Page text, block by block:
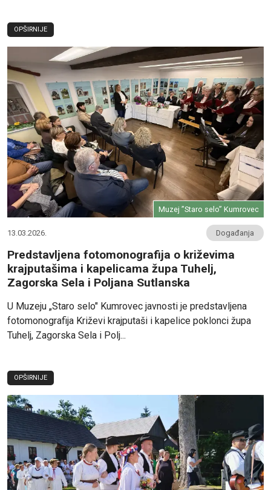
OPŠIRNIJE
Muzej ”Staro selo” Kumrovec
13.03.2026. Događanja
Predstavljena fotomonografija o križevima
krajputašima i kapelicama župa Tuhelj,
Zagorska Sela i Poljana Sutlanska
U Muzeju „Staro selo" Kumrovec javnosti je predstavljena
fotomonografija Križevi krajputaši i kapelice poklonci župa
Tuhelj, Zagorska Sela i Polj...
OPŠIRNIJE